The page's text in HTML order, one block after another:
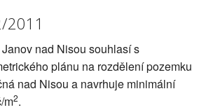
2011
nad Nisou souhlasí s
plánu na rozdělení pozemku
nad Nisou a navrhuje minimální
m2.